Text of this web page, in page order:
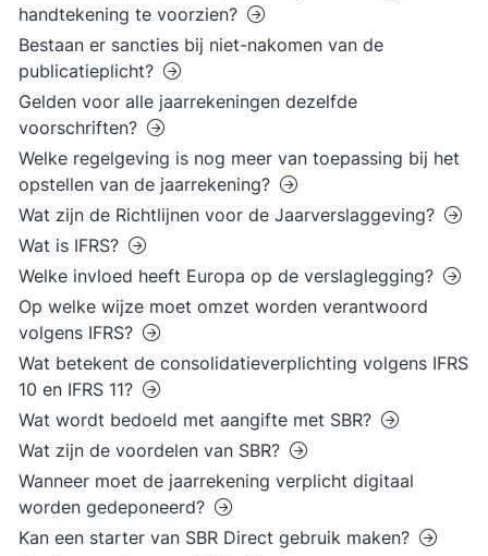
handtekening te voorzien?
Bestaan er sancties bij niet-nakomen van de
publicatieplicht?
Gelden voor alle jaarrekeningen dezelfde
voorschriften?
Welke regelgeving is nog meer van toepassing bij het
opstellen van de jaarrekening?
Wat zijn de Richtlijnen voor de Jaarverslaggeving?
Wat is IFRS?
Welke invloed heeft Europa op de verslaglegging?
Op welke wijze moet omzet worden verantwoord
volgens IFRS?
Wat betekent de consolidatieverplichting volgens IFRS
10 en IFRS 11?
Wat wordt bedoeld met aangifte met SBR?
Wat zijn de voordelen van SBR?
Wanneer moet de jaarrekening verplicht digitaal
worden gedeponeerd?
Kan een starter van SBR Direct gebruik maken?